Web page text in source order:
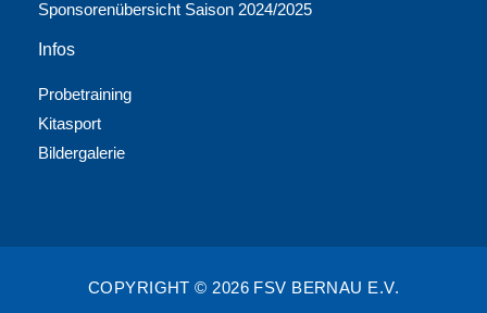
Sponsorenübersicht Saison 2024/2025
Infos
Probetraining
Kitasport
Bildergalerie
COPYRIGHT © 2026 FSV BERNAU E.V.